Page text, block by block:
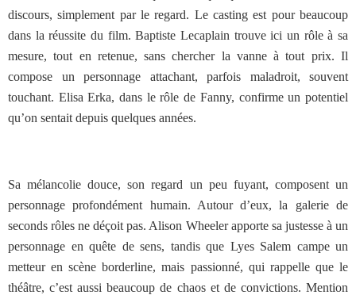
discours, simplement par le regard. Le casting est pour beaucoup
dans la réussite du film. Baptiste Lecaplain trouve ici un rôle à sa
mesure, tout en retenue, sans chercher la vanne à tout prix. Il
compose un personnage attachant, parfois maladroit, souvent
touchant. Elisa Erka, dans le rôle de Fanny, confirme un potentiel
qu’on sentait depuis quelques années.
Sa mélancolie douce, son regard un peu fuyant, composent un
personnage profondément humain. Autour d’eux, la galerie de
seconds rôles ne déçoit pas. Alison Wheeler apporte sa justesse à un
personnage en quête de sens, tandis que Lyes Salem campe un
metteur en scène borderline, mais passionné, qui rappelle que le
théâtre, c’est aussi beaucoup de chaos et de convictions. Mention